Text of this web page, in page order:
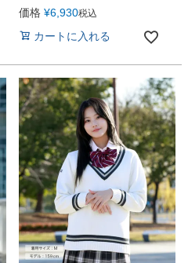
価格 ¥6,930税込
カートに入れる